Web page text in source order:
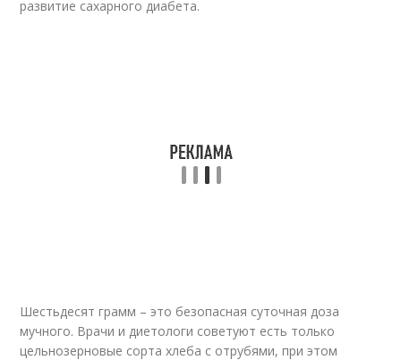
развитие сахарного диабета.
Шестьдесят грамм – это безопасная суточная доза
мучного. Врачи и диетологи советуют есть только
цельнозерновые сорта хлеба с отрубями, при этом